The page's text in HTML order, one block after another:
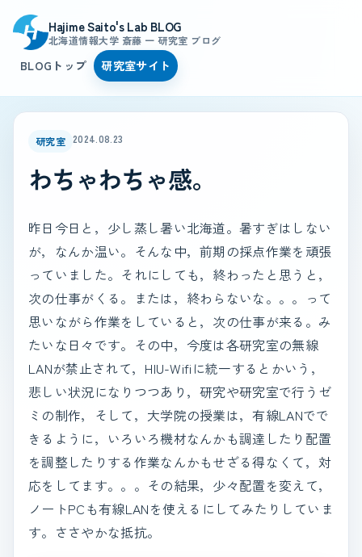
Hajime Saito's Lab BLOG
北海道情報大学 斎藤 一 研究室 ブログ
BLOGトップ 研究室サイト
研究室 2024.08.23
わちゃわちゃ感。
昨日今日と，少し蒸し暑い北海道。暑すぎはしない
が，なんか温い。そんな中，前期の採点作業を頑張
っていました。それにしても，終わったと思うと，
次の仕事がくる。または，終わらないな。。。って
思いながら作業をしていると，次の仕事が来る。み
たいな日々です。その中，今度は各研究室の無線
LANが禁止されて，HIU-Wifiに統一するとかいう，
悲しい状況になりつつあり，研究や研究室で行うゼ
ミの制作，そして，大学院の授業は，有線LANでで
きるように，いろいろ機材なんかも調達したり配置
を調整したりする作業なんかもせざる得なくて，対
応をしてます。。。その結果，少々配置を変えて，
ノートPCも有線LANを使えるにしてみたりしていま
す。ささやかな抵抗。